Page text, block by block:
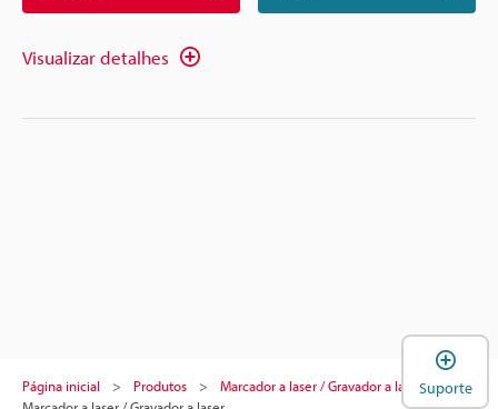
Visualizar detalhes
Página inicial Produtos
Marcador a laser / Gravador a laserSuporte